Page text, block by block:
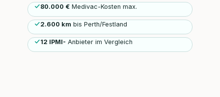
80.000 € Medivac-Kosten max.
2.600 km bis Perth/Festland
12 IPMI- Anbieter im Vergleich